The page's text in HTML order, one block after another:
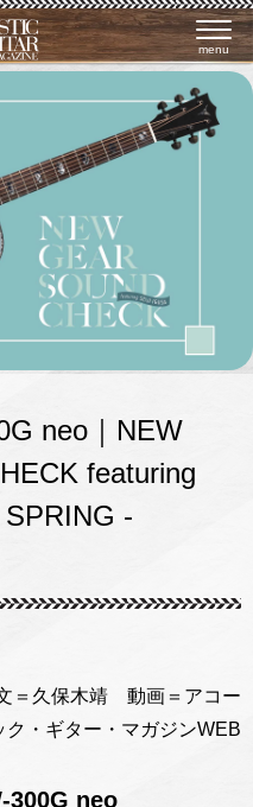
menu
neo｜NEW
featuring
-
＝久保木靖 動画＝アコー
ク・ギター・マガジンWEB
300G neo